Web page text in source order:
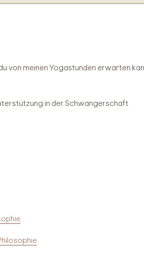
von meinen Yogastunden erwarten
in der Schwangerschaft